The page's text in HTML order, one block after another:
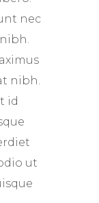
nec
nibh.
id
ut